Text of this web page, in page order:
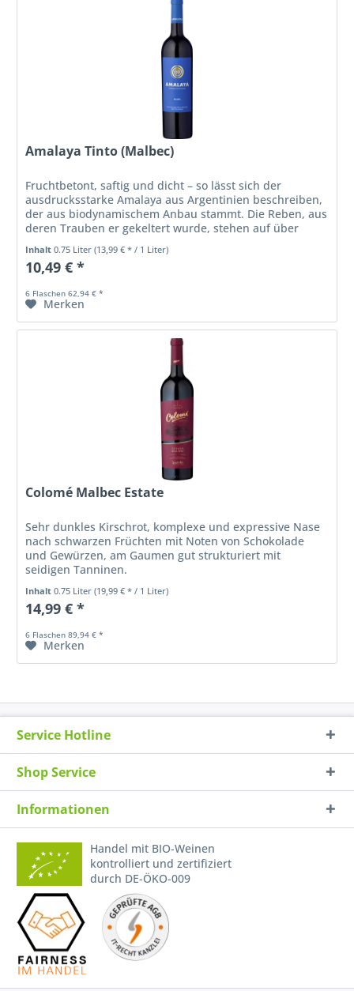
Amalaya Tinto (Malbec)
Fruchtbetont, saftig und dicht – so lässt sich der
ausdrucksstarke Amalaya aus Argentinien beschreiben,
der aus biodynamischem Anbau stammt. Die Reben, aus
deren Trauben er gekeltert wurde, stehen auf über
3.000 Höhenmetern, was für...
Inhalt0.75 Liter(13,99 € * / 1 Liter)
10,49 € *
6 Flaschen 62,94 € *
Merken
Colomé Malbec Estate
Sehr dunkles Kirschrot, komplexe und expressive Nase
nach schwarzen Früchten mit Noten von Schokolade
und Gewürzen, am Gaumen gut strukturiert mit
seidigen Tanninen.
Inhalt0.75 Liter(19,99 € * / 1 Liter)
14,99 € *
6 Flaschen 89,94 € *
Merken
Service Hotline
Shop Service
Informationen
Handel mit BIO-Weinen
kontrolliert und zertifiziert
durch DE-ÖKO-009